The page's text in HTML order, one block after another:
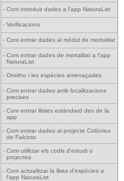
- Com introduir dades a l'app NaturaList
- Verificacions
- Com entrar dades al mòdul de mortalitat
- Com entrar dades de mortalitat a l'app
NaturaList
- Ornitho i les espècies amenaçades
- Com entrar dades amb localitzacions
precises
- Com entrar llistes estàndard des de la
app
- Com entrar dades al projecte Colònies
de Falciots
- Com utilitzar els codis d'estudi o
projectes
- Com actualitzar la llista d'espècies a
l'app NaturaList